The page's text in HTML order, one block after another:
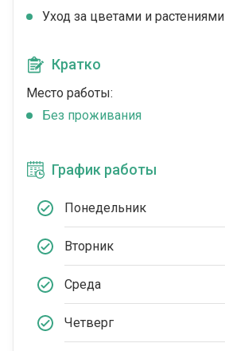
Уход за цветами и растениями
Кратко
Место работы:
Без проживания
График работы
Понедельник
Вторник
Среда
Четверг